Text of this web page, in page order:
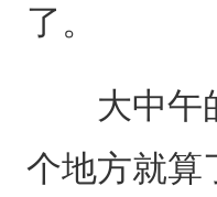
了。
大中午的
个地方就算